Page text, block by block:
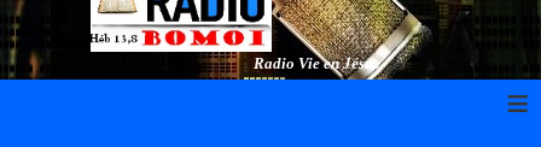
Radio Vie en Jésus
≡